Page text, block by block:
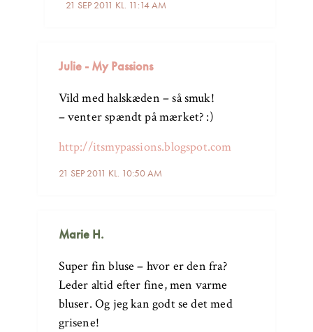
21 SEP 2011 KL. 11:14 AM
Julie - My Passions
21 SEP 2011 KL. 10:50 AM
Vild med halskæden – så smuk!
– venter spændt på mærket? :)
http://itsmypassions.blogspot.com
Marie H.
Super fin bluse – hvor er den fra?
Leder altid efter fine, men varme
bluser. Og jeg kan godt se det med
grisene!